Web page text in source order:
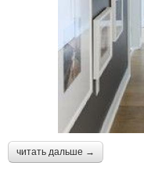
читать дальше →